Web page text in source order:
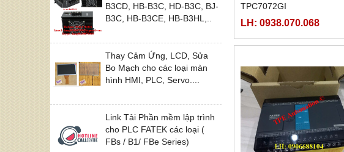
B3CD, HB-B3C, HD-B3C, BJ-
B3C, HB-B3CE, HB-B3HL,..
Thay Cảm Ứng, LCD, Sửa
Bo Mạch cho các loại màn
hình HMI, PLC, Servo....
Link Tải Phần mềm lập trình
cho PLC FATEK các loại (
FBs / B1/ FBe Series)
TPC7072GI
LH: 0938.070.068